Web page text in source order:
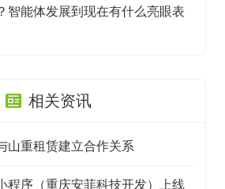
智能体发展到现在有什么亮眼表
相关资讯
山重租赁建立合作关系
程序（重庆安菲科技开发）上线